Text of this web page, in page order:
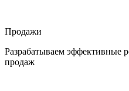
Продажи
Разрабатываем эффективные
продаж